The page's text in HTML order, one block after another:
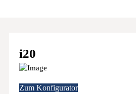
i20
Zum Konfigurator